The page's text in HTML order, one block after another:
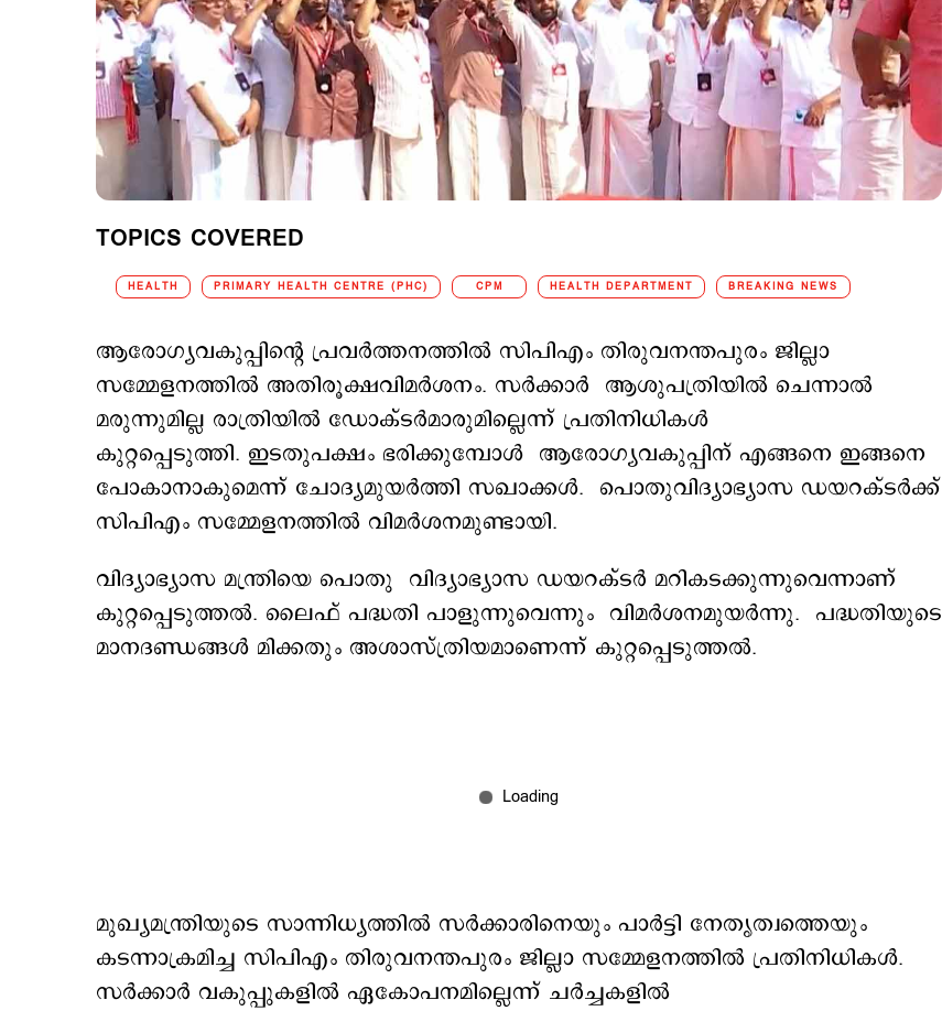
TOPICS COVERED
HEALTH PRIMARY HEALTH CENTRE (PHC) CPM HEALTH DEPARTMENT BREAKING NEWS
ആരോഗ്യവകുപ്പിന്‍റെ പ്രവര്‍ത്തനത്തില്‍ സിപിഎം തിരുവനന്തപുരം ജില്ലാ
സമ്മേളനത്തില്‍ അതിരൂക്ഷവിമര്‍ശനം. സര്‍ക്കാര്‍ ആശുപത്രിയില്‍ ചെന്നാല്‍
മരുന്നുമില്ല രാത്രിയില്‍ ഡോക്ടര്‍മാരുമില്ലെന്ന് പ്രതിനിധികള്‍
കുറ്റപ്പെടുത്തി. ഇടതുപക്ഷം ഭരിക്കുമ്പോള്‍ ആരോഗ്യവകുപ്പിന് എങ്ങനെ ഇങ്ങനെ
പോകാനാകുമെന്ന് ചോദ്യമുയര്‍ത്തി സഖാക്കള്‍. പൊതുവിദ്യാഭ്യാസ ഡയറക്ടര്‍ക്ക്
സിപിഎം സമ്മേളനത്തില്‍ വിമര്‍ശനമുണ്ടായി.
വിദ്യാഭ്യാസ മന്ത്രിയെ പൊതു വിദ്യാഭ്യാസ ഡയറക്ടര്‍ മറികടക്കുന്നുവെന്നാണ്
കുറ്റപ്പെടുത്തല്‍. ലൈഫ് പദ്ധതി പാളുന്നുവെന്നും വിമര്‍ശനമുയര്‍ന്നു. പദ്ധതിയുടെ
മാനദണ്ഡങ്ങള്‍ മിക്കതും അശാസ്ത്രിയമാണെന്ന് കുറ്റപ്പെടുത്തല്‍.
മുഖ്യമന്ത്രിയുടെ സാന്നിധ്യത്തില്‍ സര്‍ക്കാരിനെയും പാര്‍ട്ടി നേതൃത്വത്തെയും
കടന്നാക്രമിച്ച സിപിഎം തിരുവനന്തപുരം ജില്ലാ സമ്മേളനത്തില്‍ പ്രതിനിധികള്‍.
സര്‍ക്കാര്‍ വകുപ്പുകളില്‍ ഏകോപനമില്ലെന്ന് ചര്‍ച്ചകളില്‍